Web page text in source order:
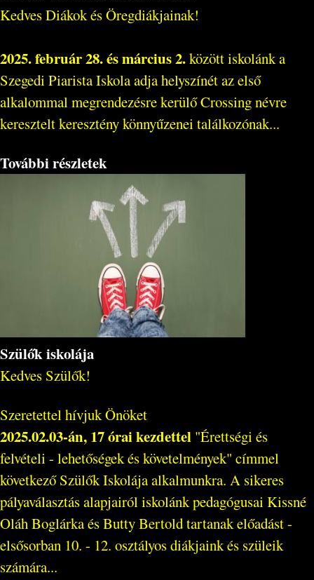
Kedves Diákok és Öregdiákjainak!
2025. február 28. és március 2.között iskolánk a
Szegedi Piarista Iskola adja helyszínét az első
alkalommal megrendezésre kerülő Crossing névre
keresztelt keresztény könnyűzenei találkozónak...
További részletek
Szülők iskolája
Kedves Szülők!
Szeretettel hívjuk Önöket
2025.02.03-án, 17 órai kezdettel "Érettségi és
felvételi - lehetőségek és követelmények" címmel
következő Szülők Iskolája alkalmunkra. A sikeres
pályaválasztás alapjairól iskolánk pedagógusai Kissné
Oláh Boglárka és Butty Bertold tartanak előadást -
elsősorban 10. - 12. osztályos diákjaink és szüleik
számára...